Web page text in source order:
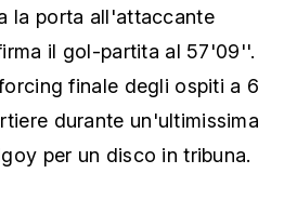
la porta all'attaccante
il gol-partita al 57'09''.
finale degli ospiti a 6
durante un'ultimissima
per un disco in tribuna.